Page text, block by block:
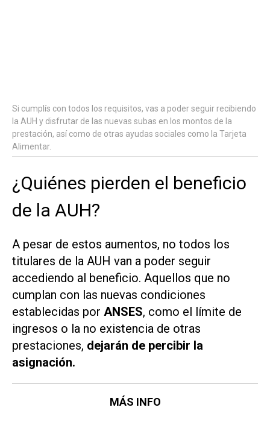
Si cumplís con todos los requisitos, vas a poder seguir recibiendo
la AUH y disfrutar de las nuevas subas en los montos de la
prestación, así como de otras ayudas sociales como la Tarjeta
Alimentar.
¿Quiénes pierden el beneficio
de la AUH?
A pesar de estos aumentos, no todos los
titulares de la AUH van a poder seguir
accediendo al beneficio. Aquellos que no
cumplan con las nuevas condiciones
establecidas por ANSES, como el límite de
ingresos o la no existencia de otras
prestaciones, dejarán de percibir la
asignación.
MÁS INFO